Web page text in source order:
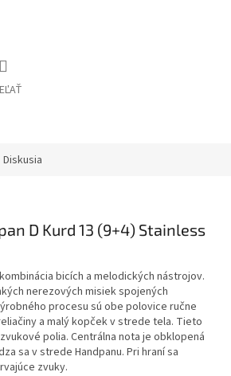
Diskusia
D Kurd 13 (9+4) Stainless
bicích a melodických nástrojov.
nerezových misiek spojených
procesu sú obe polovice ručne
a malý kopček v strede tela. Tieto
polia. Centrálna nota je obklopená
sa v strede Handpanu. Pri hraní sa
zvuky.